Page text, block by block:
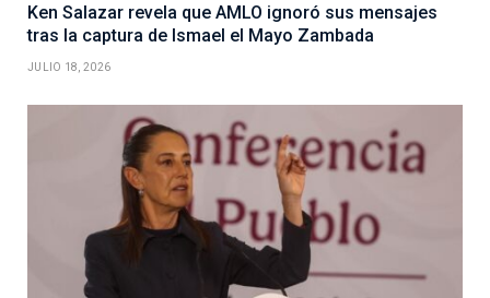
Ken Salazar revela que AMLO ignoró sus mensajes
tras la captura de Ismael el Mayo Zambada
JULIO 18, 2026